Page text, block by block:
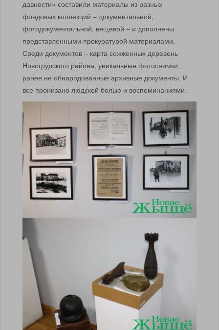
давности» составили материалы из разных
фондовых коллекций – документальной,
фотодокументальной, вещевой – и дополнены
представленными прокуратурой материалами.
Среди документов – карта сожженных деревень
Новогрудского района, уникальные фотоснимки,
ранее не обнародованные архивные документы. И
все пронизано людской болью и воспоминаниями.